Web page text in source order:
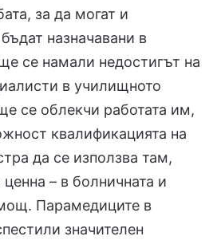
за да могат и
назначавани в
се намали недостигът на
в училищното
се облекчи работата им,
квалификацията на
да се използва там,
– в болничната и
Парамедиците в
значителен